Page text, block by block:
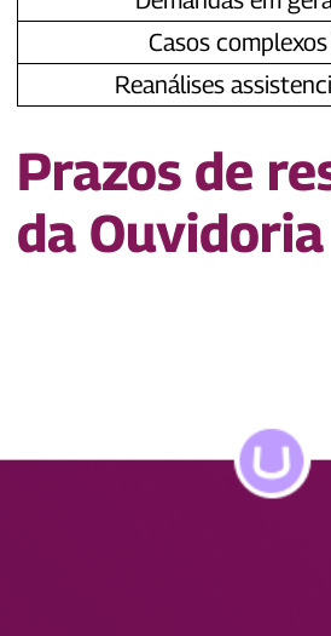
Casos
Reanálises
Prazos de
da Ouvidoria